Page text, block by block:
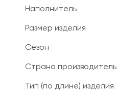
Наполнитель
Размер изделия
Сезон
Страна производитель
Тип (по длине) изделия